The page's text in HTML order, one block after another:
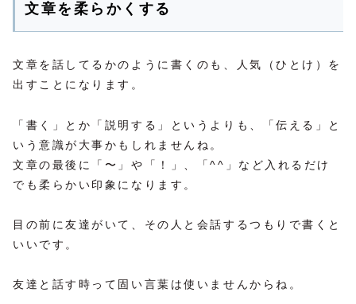
文章を柔らかくする
文章を話してるかのように書くのも、人気（ひとけ）を
出すことになります。
「書く」とか「説明する」というよりも、「伝える」と
いう意識が大事かもしれませんね。
文章の最後に「〜」や「！」、「^^」など入れるだけ
でも柔らかい印象になります。
目の前に友達がいて、その人と会話するつもりで書くと
いいです。
友達と話す時って固い言葉は使いませんからね。